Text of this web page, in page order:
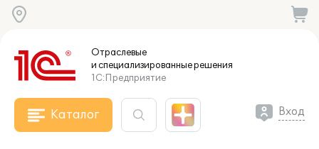
Отраслевые
и специализированныерешения
1С:Предприятие
Каталог Вход